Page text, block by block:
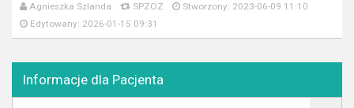
Agnieszka Szlanda SPZOZ
Stworzony: 2023-06-09 11:10
Edytowany: 2026-01-15 09:31
Informacje dla Pacjenta